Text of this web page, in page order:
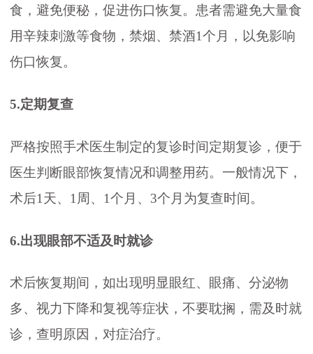
食，避免便秘，促进伤口恢复。患者需避免大量食
用辛辣刺激等食物，禁烟、禁酒1个月，以免影响
伤口恢复。
5.定期复查
严格按照手术医生制定的复诊时间定期复诊，便于
医生判断眼部恢复情况和调整用药。一般情况下，
术后1天、1周、1个月、3个月为复查时间。
6.出现眼部不适及时就诊
术后恢复期间，如出现明显眼红、眼痛、分泌物
多、视力下降和复视等症状，不要耽搁，需及时就
诊，查明原因，对症治疗。